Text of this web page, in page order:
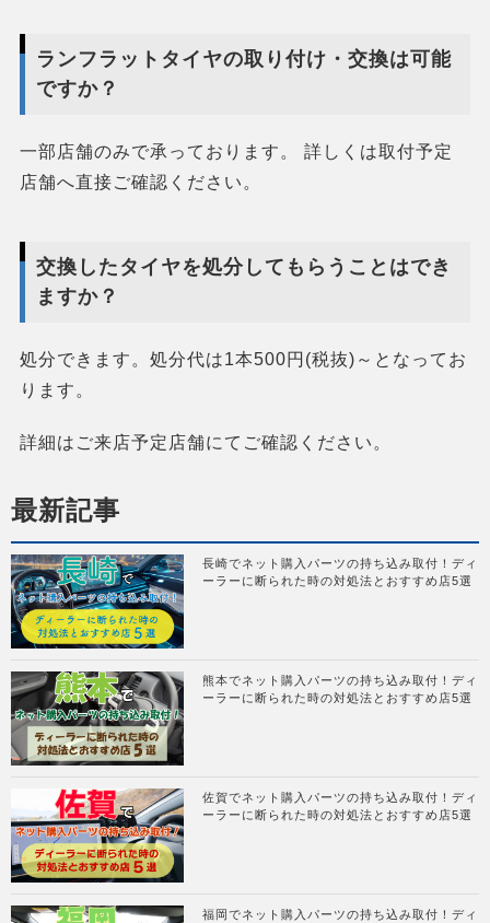
ランフラットタイヤの取り付け・交換は可能
ですか？
一部店舗のみで承っております。 詳しくは取付予定
店舗へ直接ご確認ください。
交換したタイヤを処分してもらうことはでき
ますか？
処分できます。処分代は1本500円(税抜)～となってお
ります。
詳細はご来店予定店舗にてご確認ください。
最新記事
長崎でネット購入パーツの持ち込み取付！ディ
ーラーに断られた時の対処法とおすすめ店5選
熊本でネット購入パーツの持ち込み取付！ディ
ーラーに断られた時の対処法とおすすめ店5選
佐賀でネット購入パーツの持ち込み取付！ディ
ーラーに断られた時の対処法とおすすめ店5選
福岡でネット購入パーツの持ち込み取付！ディ